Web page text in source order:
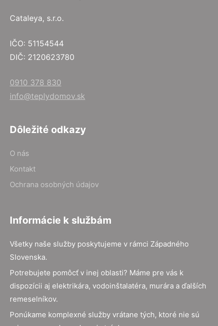
Cataleya, s.r.o.
IČO: 51154544
DIČ: 2120623780
0910 378 830
info@teplydomov.sk
Dôležité odkazy
O nás
Kontakt
Ochrana osobných údajov
Informácie k službám
Všetky naše služby poskytujeme v rámci Západného
Slovenska.
Potrebujete pomôcť v inej oblasti? Máme pre vás k
dispozícii aj elektrikára, vodoinštalatéra, murára a ďalších
remeselníkov.
Ponúkame komplexné služby vrátane tých, ktoré nie sú